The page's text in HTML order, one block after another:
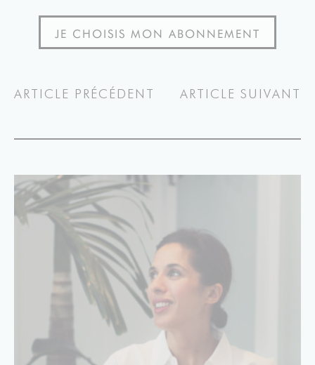
JE CHOISIS MON ABONNEMENT
ARTICLE PRÉCÉDENT ARTICLE SUIVANT